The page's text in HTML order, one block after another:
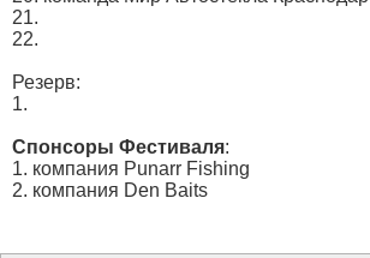
21.
22.
Резерв:
1.
Спонсоры Фестиваля:
1. компания Punarr Fishing
2. компания Den Baits